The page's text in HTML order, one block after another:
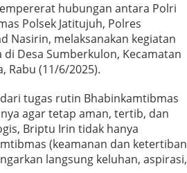
hubungan antara Polri
Polsek Jatitujuh, Polres
Nasirin, melaksanakan kegiatan
Desa Sumberkulon, Kecamatan
Rabu (11/6/2025).
tugas rutin Bhabinkamtibmas
agar tetap aman, tertib, dan
Briptu Irin tidak hanya
(keamanan dan ketertiban
langsung keluhan, aspirasi,